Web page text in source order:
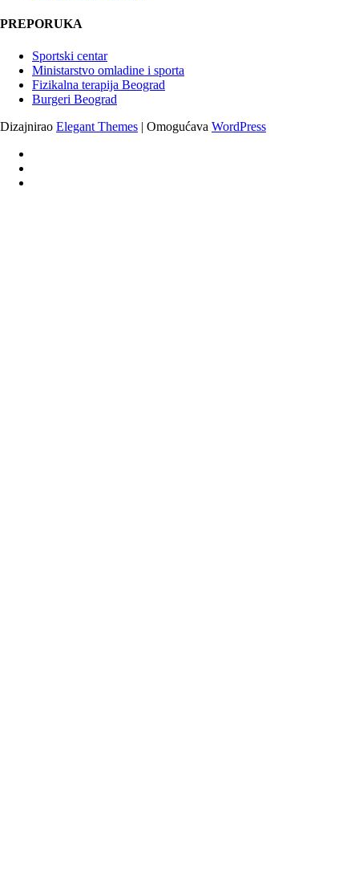
PREPORUKA
Sportski centar
Ministarstvo omladine i sporta
Fizikalna terapija Beograd
Burgeri Beograd
Dizajnirao Elegant Themes | Omogućava WordPress